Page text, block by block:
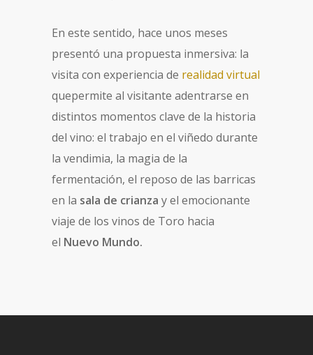
En este sentido, hace unos meses
presentó una propuesta inmersiva: la
visita con experiencia de realidad virtual
quepermite al visitante adentrarse en
distintos momentos clave de la historia
del vino: el trabajo en el viñedo durante
la vendimia, la magia de la
fermentación, el reposo de las barricas
en la sala de crianza y el emocionante
viaje de los vinos de Toro hacia
el Nuevo Mundo.